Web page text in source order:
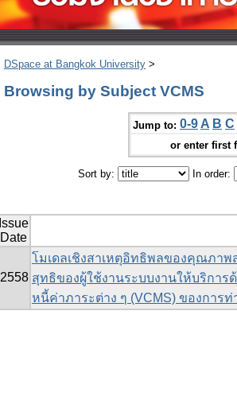
DSpace at Bangkok University >
Browsing by Subject VCMS
Jump to: 0-9 A B C
or enter first
Sort by: In order:
Issue
Date
2558
โมเดลเชิงสาเหตุอิทธิพลของคุณภา
สุทธิของผู้ใช้งานระบบงานให้บริการ
หนี้ค่าภาระต่าง ๆ (VCMS) ของการท่